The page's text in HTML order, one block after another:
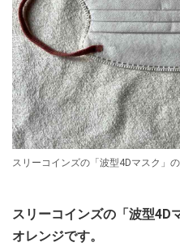
スリーコインズの「波型4Dマスク」
スリーコインズの「波型4D
オレンジです。